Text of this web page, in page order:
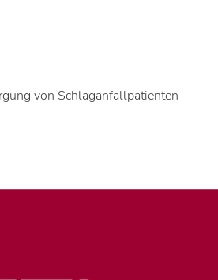
von Schlaganfallpatienten